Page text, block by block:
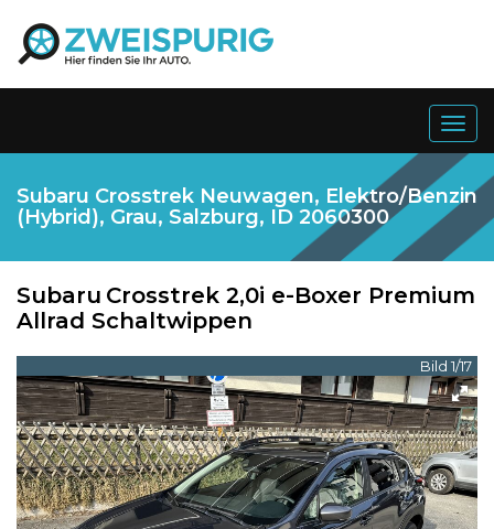
Subaru Crosstrek Neuwagen, Elektro/Benzin
(Hybrid), Grau, Salzburg, ID 2060300
Subaru Crosstrek 2,0i e-Boxer Premium
Allrad Schaltwippen
Bild 1/17